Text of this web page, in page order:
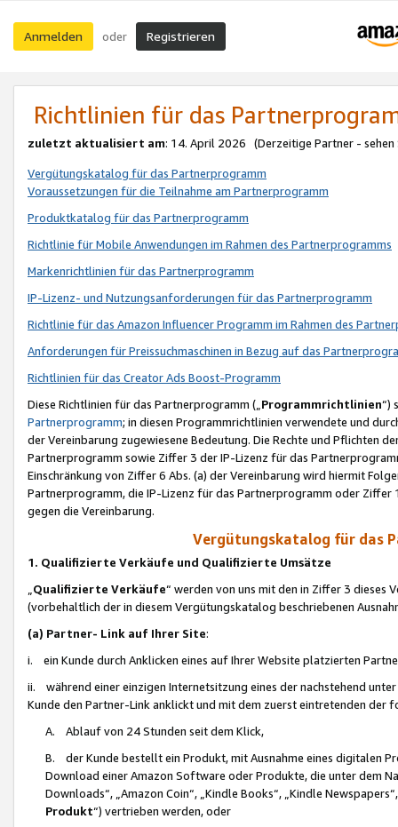
Anmelden oder Registrieren
Richtlinien für das
zuletzt aktualisiert am: 14. April 2026 (Derzeitige Partner - sehen
Vergütungskatalog für das Partnerprogramm
Voraussetzungen für die Teilnahme am Partnerprogramm
Produktkatalog für das Partnerprogramm
Richtlinie für Mobile Anwendungen im Rahmen des Partnerprogramms
Markenrichtlinien für das Partnerprogramm
IP-Lizenz- und Nutzungsanforderungen für das Partnerprogramm
Richtlinie für das Amazon Influencer Programm im Rahmen des
Anforderungen für Preissuchmaschinen in Bezug auf das
Richtlinien für das Creator Ads Boost-Programm
Diese Richtlinien für das Partnerprogramm („Programmrichtlinien“)
Partnerprogramm; in diesen Programmrichtlinien verwendete und
der Vereinbarung zugewiesene Bedeutung. Die Rechte und Pflichten
Partnerprogramm sowie Ziffer 3 der IP-Lizenz für das
Einschränkung von Ziffer 6 Abs. (a) der Vereinbarung wird hiermit
Partnerprogramm, die IP-Lizenz für das Partnerprogramm oder
gegen die Vereinbarung.
Vergütungskatalog für das
1. Qualifizierte Verkäufe und Qualifizierte Umsätze
Qualifizierte Verkäufe“ werden von uns mit den in Ziffer 3
(vorbehaltlich der in diesem Vergütungskatalog beschriebenen
(a) Partner- Link auf Ihrer Site:
i. ein Kunde durch Anklicken eines auf Ihrer Website platzierten
ii. während einer einzigen Internetsitzung eines der nachstehend
Kunde den Partner-Link anklickt und mit dem zuerst eintretenden der
A. Ablauf von 24 Stunden seit dem Klick,
B. der Kunde bestellt ein Produkt, mit Ausnahme eines digitalen
Download einer Amazon Software oder Produkte, die unter dem
Downloads“, „Amazon Coin“, „Kindle Books“, „Kindle
Produkt“) vertrieben werden, oder